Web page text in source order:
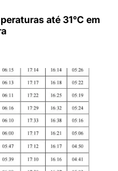
até 31°C em